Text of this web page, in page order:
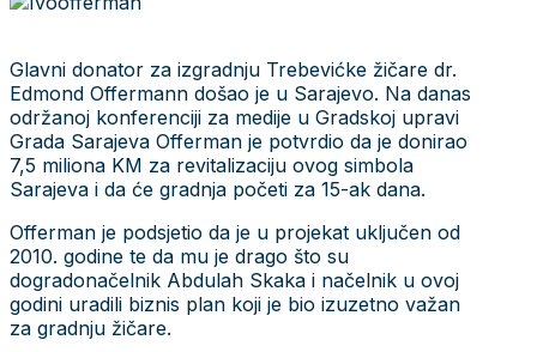
Glavni donator za izgradnju Trebevićke žičare dr.
Edmond Offermann došao je u Sarajevo. Na danas
održanoj konferenciji za medije u Gradskoj upravi
Grada Sarajeva Offerman je potvrdio da je donirao
7,5 miliona KM za revitalizaciju ovog simbola
Sarajeva i da će gradnja početi za 15-ak dana.
Offerman je podsjetio da je u projekat uključen od
2010. godine te da mu je drago što su
dogradonačelnik Abdulah Skaka i načelnik u ovoj
godini uradili biznis plan koji je bio izuzetno važan
za gradnju žičare.